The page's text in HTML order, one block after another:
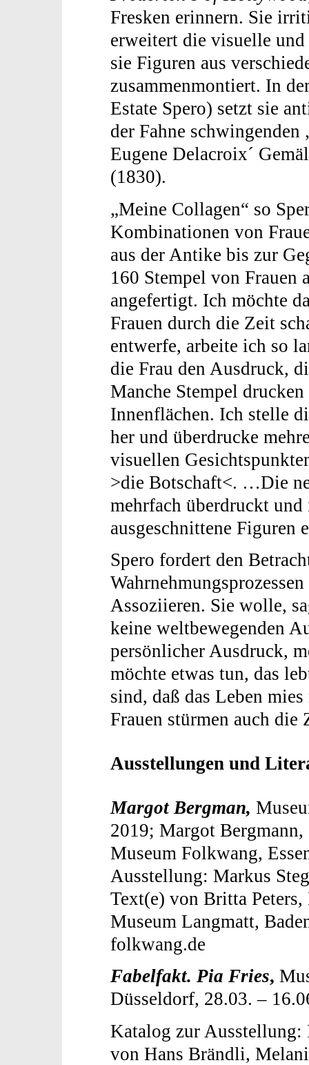
Fresken erinnern. Sie
erweitert die visuelle
sie Figuren aus
zusammenmontiert. In
Estate Spero) setzt sie
der Fahne
Eugene Delacroix´
(1830).
„Meine Collagen“ so
Kombinationen von
aus der Antike bis zur
160 Stempel von
angefertigt. Ich möchte
Frauen durch die Zeit
entwerfe, arbeite ich so
die Frau den Ausdruck,
Manche Stempel
Innenflächen. Ich stelle
her und überdrucke
visuellen
>die Botschaft<. …Die
mehrfach überdruckt und
ausgeschnittene Figuren
Spero fordert den
Assoziieren. Sie wolle,
keine weltbewegenden
persönlicher Ausdruck,
möchte etwas tun, das
sind, daß das Leben
Frauen stürmen auch die
Ausstellungen und
Margot Bergman,
2019; Margot Bergmann,
Museum Folkwang,
Ausstellung: Markus
Text(e) von Britta Peters,
Museum Langmatt,
folkwang.de
Fabelfakt. Pia Fries,
Düsseldorf, 28.03. –
Katalog zur
von Hans Brändli,